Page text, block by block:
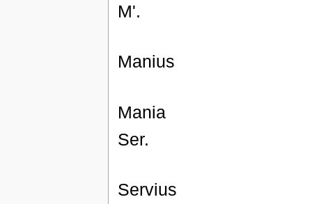
M'.
Manius
Mania
Ser.
Servius